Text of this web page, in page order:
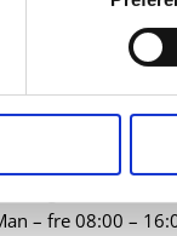
Kvalebergveien 21
– fre 08:00 –